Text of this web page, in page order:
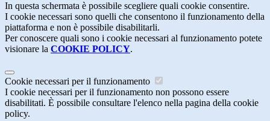
In questa schermata è possibile scegliere quali cookie consentire.
I cookie necessari sono quelli che consentono il funzionamento della
piattaforma e non è possibile disabilitarli.
Per conoscere quali sono i cookie necessari al funzionamento potete
visionare la COOKIE POLICY.
Cookie necessari per il funzionamento
I cookie necessari per il funzionamento non possono essere
disabilitati. È possibile consultare l'elenco nella pagina della cookie
policy.